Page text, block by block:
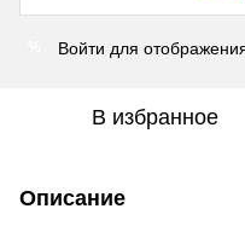
Войти для
В избранное
Описание